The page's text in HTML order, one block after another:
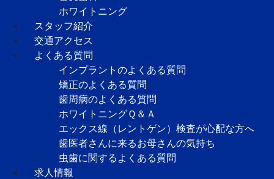
ホワイトニング
スタッフ紹介
交通アクセス
よくある質問
インプラントのよくある質問
矯正のよくある質問
歯周病のよくある質問
ホワイトニングＱ＆Ａ
エックス線（レントゲン）検査が心配な方へ
歯医者さんに来るお母さんの気持ち
虫歯に関するよくある質問
求人情報